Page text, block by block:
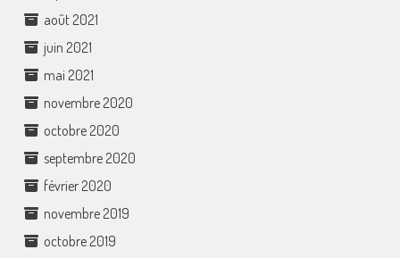
août 2021
juin 2021
mai 2021
novembre 2020
octobre 2020
septembre 2020
février 2020
novembre 2019
octobre 2019